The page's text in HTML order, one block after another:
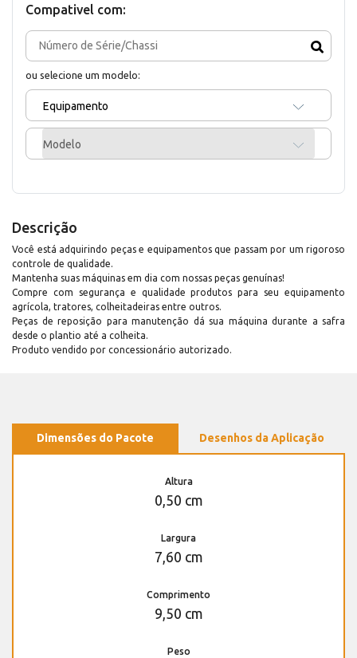
Compativel com:
ou selecione um modelo:
Equipamento
Modelo
Descrição
Você está adquirindo peças e equipamentos que passam por um rigoroso
controle de qualidade.
Mantenha suas máquinas em dia com nossas peças genuínas!
Compre com segurança e qualidade produtos para seu equipamento
agrícola, tratores, colheitadeiras entre outros.
Peças de reposição para manutenção dá sua máquina durante a safra
desde o plantio até a colheita.
Produto vendido por concessionário autorizado.
Dimensões do Pacote Desenhos da Aplicação
Altura
0,50 cm
Largura
7,60 cm
Comprimento
9,50 cm
Peso